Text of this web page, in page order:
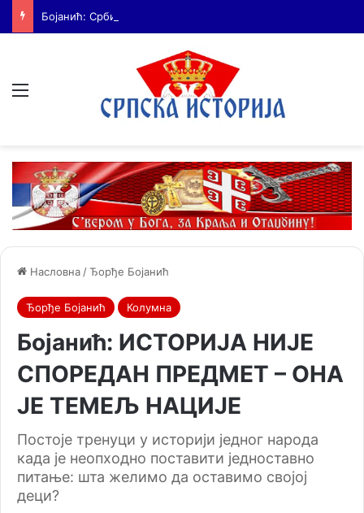
Насловна /Ђорђе Бојанић
Ђорђе Бојанић Колумна
Бојанић: ИСТОРИЈА НИЈЕ
СПОРЕДАН ПРЕДМЕТ – ОНА
ЈЕ ТЕМЕЉ НАЦИЈЕ
Постоје тренуци у историји једног народа
када је неопходно поставити једноставно
питање: шта желимо да оставимо својој
деци?